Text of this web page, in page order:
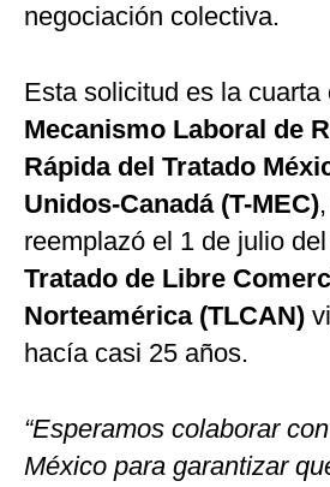
negociación colectiva.
Esta solicitud es la cuarta
Mecanismo Laboral de
Rápida del Tratado
Unidos-Canadá (T-MEC)
reemplazó el 1 de julio
Tratado de Libre
Norteamérica (TLCAN)
hacía casi 25 años.
“Esperamos colaborar
México para garantizar